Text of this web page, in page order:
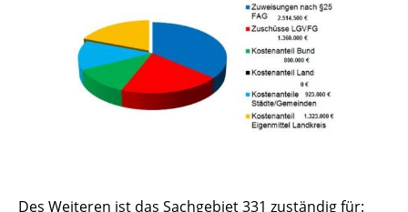
Des Weiteren ist das Sachgebiet 331 zuständig für: